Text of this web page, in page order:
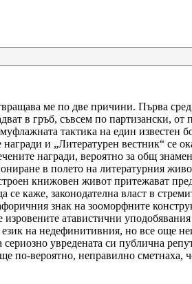
ме по две причини. Първа
в гръб, съвсем по партизански,
тактика на един
и „Литературен вестник“ се
награди, вероятно за общ
в полето на литературния
книжовен живот притежават
каже, законодателна власт в
знак на зооморфните
атавистични
на недефинитивния, но все още
увредената си публична
вероятно, неправилно сметнаха,